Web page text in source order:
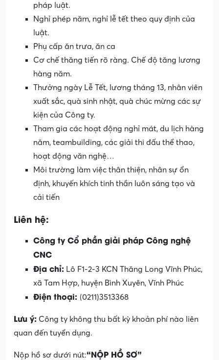
pháp luật.
Nghỉ phép năm, nghỉ lễ tết theo quy định của
luật.
Phụ cấp ăn trưa, ăn ca
Cơ chế thăng tiến rõ ràng. Chế độ tăng lương
hàng năm.
Thưởng ngày Lễ Tết, lương tháng 13, nhân viên
xuất sắc, quà sinh nhật, quà chúc mừng các sự
kiện của Công ty.
Tham gia các hoạt động nghỉ mát, du lịch hàng
năm, teambuilding, các giải thi đấu thể thao,
hoạt động văn nghệ…
Môi trường làm việc thân thiện, nhân sự ổn
định, khuyến khích tinh thần luôn sáng tạo và
cải tiến
Liên hệ:
Công ty Cổ phần giải pháp Công nghệ
CNC
Địa chỉ: Lô F1-2-3 KCN Thăng Long Vĩnh Phúc,
xã Tam Hợp, huyện Bình Xuyên, Vĩnh Phúc
Điện thoại: (0211)3513368
Lưu ý: Công ty không thu bất kỳ khoản phí nào liên
quan đến tuyển dụng.
Nộp hồ sơ dưới nút:“NỘP HỒ SƠ”